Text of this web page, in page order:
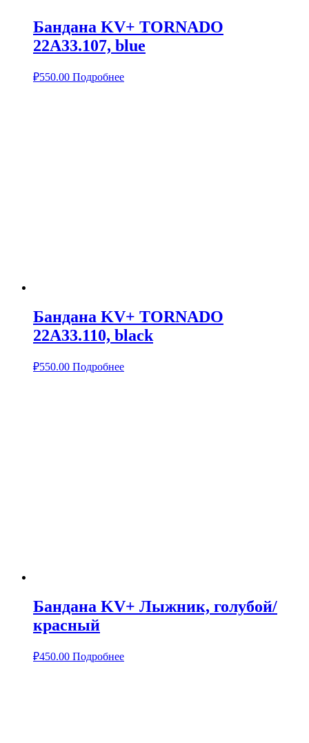
Бандана KV+ TORNADO
22A33.107, blue
₽550.00 Подробнее
Бандана KV+ TORNADO
22A33.110, black
₽550.00 Подробнее
Бандана KV+ Лыжник, голубой/
красный
₽450.00 Подробнее